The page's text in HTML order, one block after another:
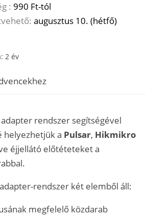
: 990 Ft-tól
augusztus 10. (hétfő)
2 év
rendszer segítségével
helyezhetjük a Pulsar, Hikmikro
éjjellátó előtéteteket a
rendszer két elemből áll:
megfelelő közdarab